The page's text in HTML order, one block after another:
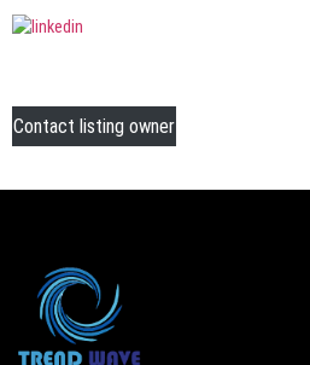
Contact listing owner